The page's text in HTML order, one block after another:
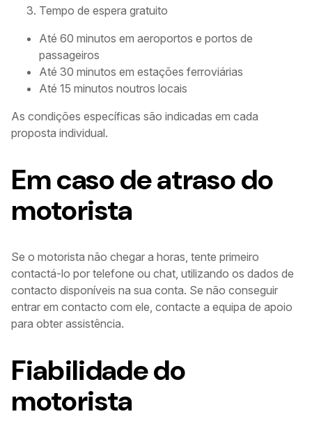
Tempo de espera gratuito
Até 60 minutos em aeroportos e portos de
passageiros
Até 30 minutos em estações ferroviárias
Até 15 minutos noutros locais
As condições específicas são indicadas em cada
proposta individual.
Em caso de atraso do
motorista
Se o motorista não chegar a horas, tente primeiro
contactá-lo por telefone ou chat, utilizando os dados de
contacto disponíveis na sua conta. Se não conseguir
entrar em contacto com ele, contacte a equipa de apoio
para obter assistência.
Fiabilidade do
motorista